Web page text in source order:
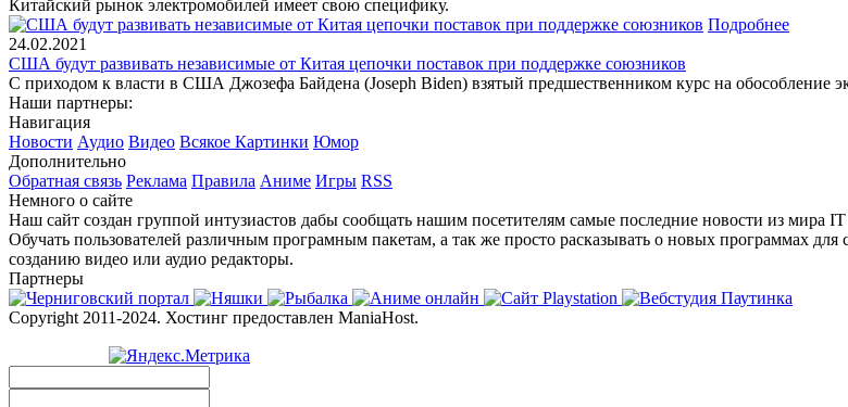
Китайский рынок электромобилей имеет свою специфику.
Подробнее
24.02.2021
США будут развивать независимые от Китая цепочки поставок при поддержке союзников
С приходом к власти в США Джозефа Байдена (Joseph Biden) взятый предшественником курс на обособление
Наши партнеры:
Навигация
Новости Аудио Видео Всякое Картинки Юмор
Дополнительно
Обратная связь Реклама Правила Аниме Игры RSS
Немного о сайте
Наш сайт создан группой интузиастов дабы сообщать нашим посетителям самые последние новости из мира
Обучать пользователей различным програмным пакетам, а так же просто расказывать о новых программах
созданию видео или аудио редакторы.
Партнеры
Copyright 2011-2024. Хостинг предоставлен ManiaHost.